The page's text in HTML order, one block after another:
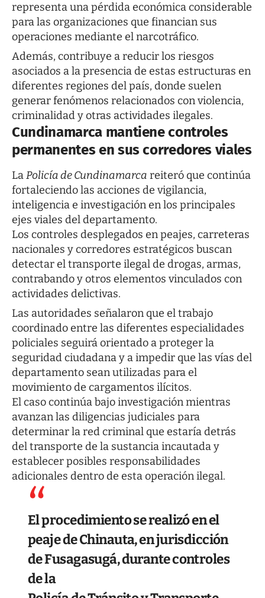
representa una pérdida económica considerable
para las organizaciones que financian sus
operaciones mediante el narcotráfico.
Además, contribuye a reducir los riesgos
asociados a la presencia de estas estructuras en
diferentes regiones del país, donde suelen
generar fenómenos relacionados con violencia,
criminalidad y otras actividades ilegales.
Cundinamarca mantiene controles
permanentes en sus corredores viales
LaPolicía de Cundinamarca reiteró que continúa
fortaleciendo las acciones de vigilancia,
inteligencia e investigación en los principales
ejes viales del departamento.
Los controles desplegados en peajes, carreteras
nacionales y corredores estratégicos buscan
detectar el transporte ilegal de drogas, armas,
contrabando y otros elementos vinculados con
actividades delictivas.
Las autoridades señalaron que el trabajo
coordinado entre las diferentes especialidades
policiales seguirá orientado a proteger la
seguridad ciudadana y a impedir que las vías del
departamento sean utilizadas para el
movimiento de cargamentos ilícitos.
El caso continúa bajo investigación mientras
avanzan las diligencias judiciales para
determinar la red criminal que estaría detrás
del transporte de la sustancia incautada y
establecer posibles responsabilidades
adicionales dentro de esta operación ilegal.
El procedimiento se realizó en el
peaje de Chinauta, en jurisdicción
de Fusagasugá, durante controles
de la